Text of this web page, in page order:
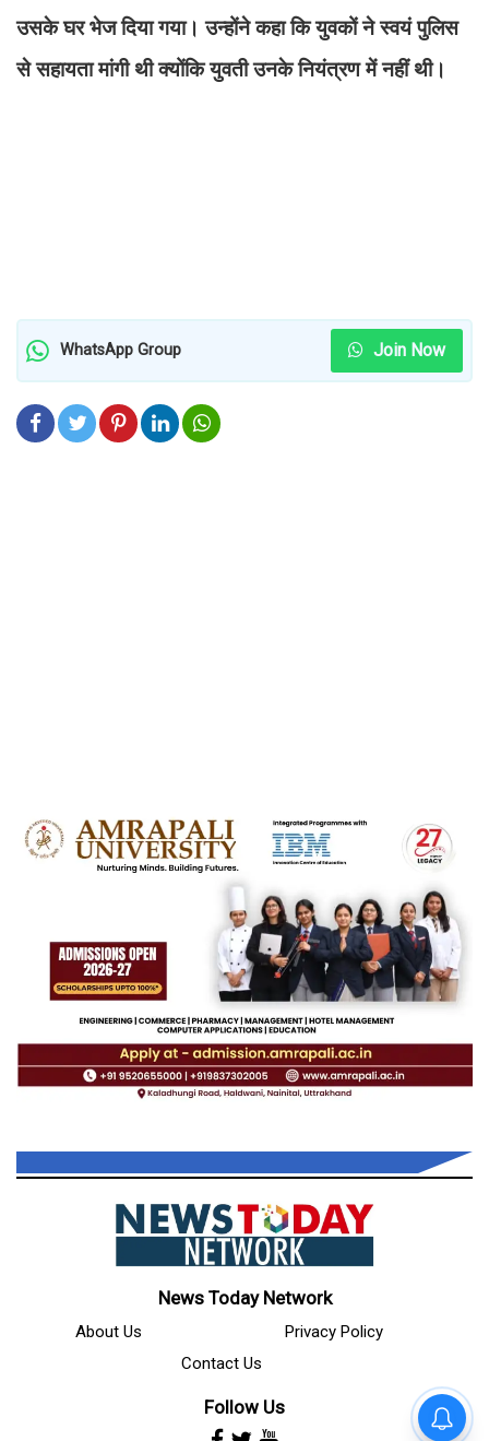
उसके घर भेज दिया गया। उन्होंने कहा कि युवकों ने स्वयं पुलिस
से सहायता मांगी थी क्योंकि युवती उनके नियंत्रण में नहीं थी।
WhatsApp Group Join Now
News Today Network
About Us
Privacy Policy
Contact Us
Follow Us